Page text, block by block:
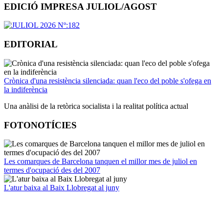
EDICIÓ IMPRESA JULIOL/AGOST
EDITORIAL
Crònica d'una resistència silenciada: quan l'eco del poble s'ofega en
la indiferència
Una anàlisi de la retòrica socialista i la realitat política actual
FOTONOTÍCIES
Les comarques de Barcelona tanquen el millor mes de juliol en
termes d'ocupació des del 2007
L'atur baixa al Baix Llobregat al juny